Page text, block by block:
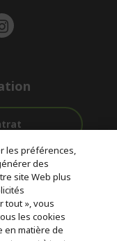
Avec 0%
D'intérêt
pour les produits et
les préférences,
des
site Web plus
tout », vous
les cookies
en matière de